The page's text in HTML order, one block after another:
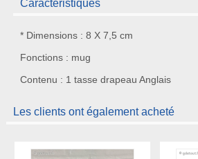
Caractéristiques
* Dimensions : 8 X 7,5 cm
Fonctions : mug
Contenu : 1 tasse drapeau Anglais
Les clients ont également acheté